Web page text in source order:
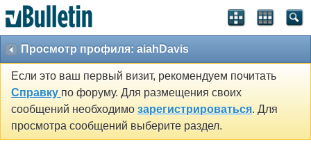
Просмотр профиля: aiahDavis
Если это ваш первый визит, рекомендуем почитать
Справку по форуму. Для размещения своих
сообщений необходимо зарегистрироваться. Для
просмотра сообщений выберите раздел.